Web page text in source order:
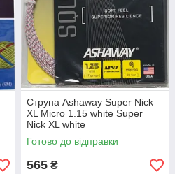
Струна Ashaway Super Nick
XL Micro 1.15 white Super
Nick XL white
Готово до відправки
565 ₴